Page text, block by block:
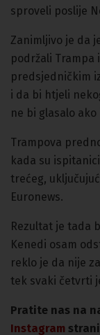
sproveli poslije
Zanimljivo je da
podržali Trampa
predsjedničkim
i da bi htjeli
ne bi glasalo
Trampova
kada su
trećeg,
Euronews.
Rezultat je tada
Kenedi osam
reklo je da nije
tek svaki četvrti
Pratite nas na
Instagram